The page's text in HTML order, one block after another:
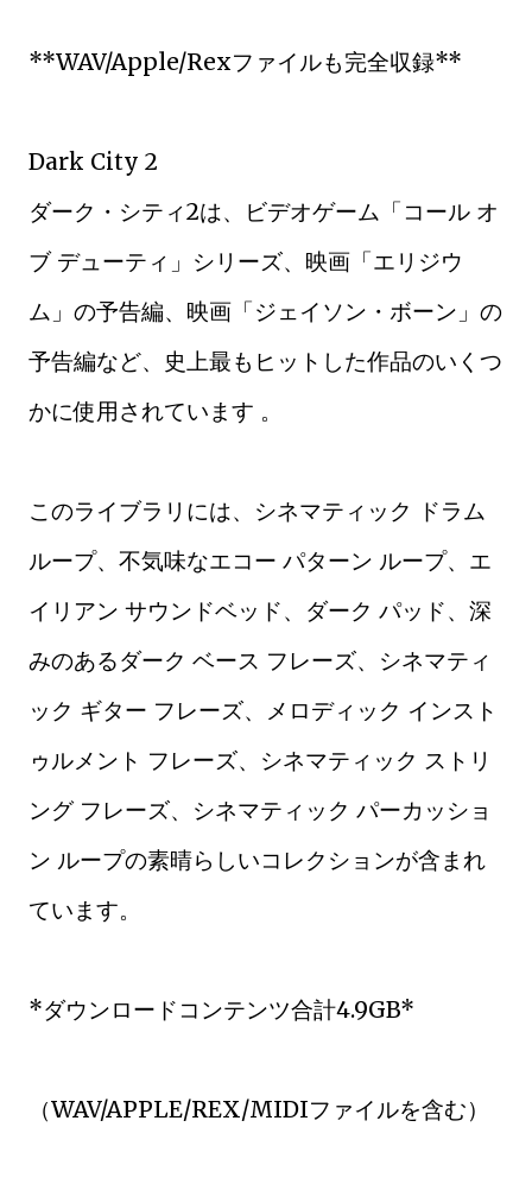
**WAV/Apple/Rexファイルも完全収録**
Dark City 2
ダーク・シティ2は、ビデオゲーム「コール オ
ブ デューティ」シリーズ、映画「エリジウ
ム」の予告編、映画「ジェイソン・ボーン」の
予告編など、史上最もヒットした作品のいくつ
かに使用されています 。
このライブラリには、シネマティック ドラム
ループ、不気味なエコー パターン ループ、エ
イリアン サウンドベッド、ダーク パッド、深
みのあるダーク ベース フレーズ、シネマティ
ック ギター フレーズ、メロディック インスト
ゥルメント フレーズ、シネマティック ストリ
ング フレーズ、シネマティック パーカッショ
ン ループの素晴らしいコレクションが含まれ
ています。
*ダウンロードコンテンツ合計4.9GB*
（WAV/APPLE/REX/MIDIファイルを含む）